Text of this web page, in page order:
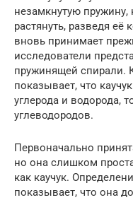
незамкнутую
растянуть, разведя
вновь принимает
исследователи
пружинящей спирали.
показывает, что
углерода и водорода,
углеводородов.
Первоначально
но она слишком
как каучук.
показывает, что она